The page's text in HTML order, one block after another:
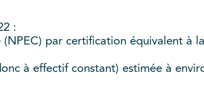
:
par certification équivalent à
à effectif constant) estimée à